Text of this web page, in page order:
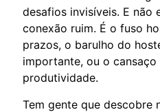
desafios invisíveis. E não
conexão ruim. É o fuso
prazos, o barulho do
importante, ou o
produtividade.
Tem gente que descobre